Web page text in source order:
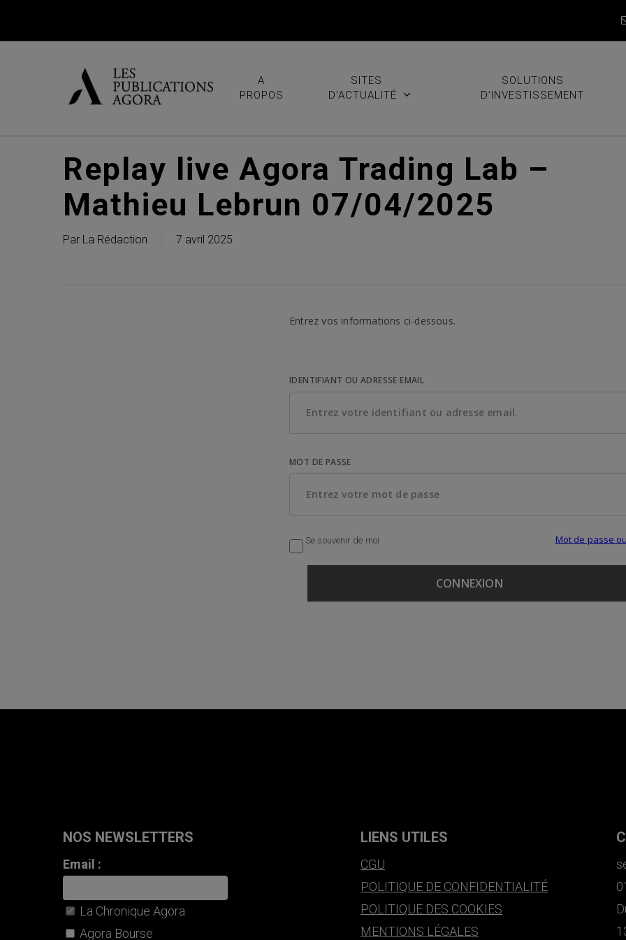
A
PROPOS
SITES
D’ACTUALITÉ
SOLUTIONS
D’INVESTISSEMENT
Replay live Agora Trading Lab –
Mathieu Lebrun 07/04/2025
Par La Rédaction 7 avril 2025
Entrez vos informations ci-dessous.
IDENTIFIANT OU ADRESSE EMAIL
MOT DE PASSE
Se souvenir de moi Mot de passe
NOS NEWSLETTERS
Email :
La Chronique Agora
Agora Bourse
LIENS UTILES
CGU
POLITIQUE DE CONFIDENTIALITÉ
POLITIQUE DES COOKIES
MENTIONS LÉGALES